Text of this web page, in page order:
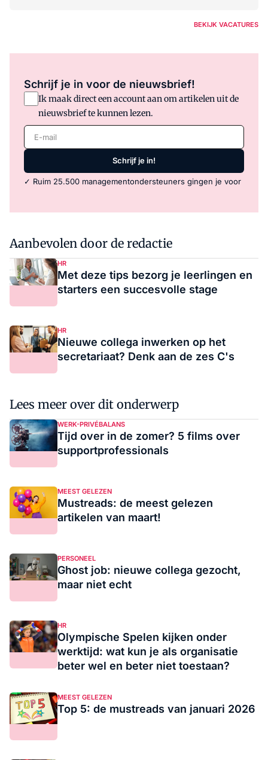
BEKIJK VACATURES
Schrijf je in voor de nieuwsbrief!
Ik maak direct een account aan om artikelen uit de
nieuwsbrief te kunnen lezen.
E-mail
Schrijf je in!
✓ Ruim 25.500 managementondersteuners gingen je voor
Aanbevolen door de redactie
HR
Met deze tips bezorg je leerlingen en
starters een succesvolle stage
HR
Nieuwe collega inwerken op het
secretariaat? Denk aan de zes C's
Lees meer over dit onderwerp
WERK-PRIVÉBALANS
Tijd over in de zomer? 5 films over
supportprofessionals
MEEST GELEZEN
Mustreads: de meest gelezen
artikelen van maart!
PERSONEEL
Ghost job: nieuwe collega gezocht,
maar niet echt
HR
Olympische Spelen kijken onder
werktijd: wat kun je als organisatie
beter wel en beter niet toestaan?
MEEST GELEZEN
Top 5: de mustreads van januari 2026